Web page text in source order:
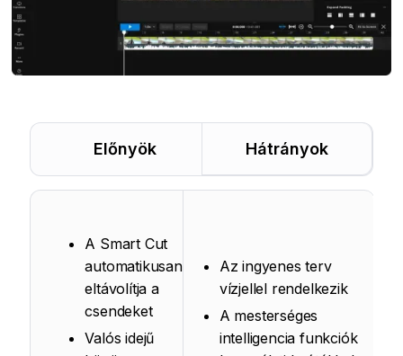
Előnyök Hátrányok
A Smart Cut
automatikusan
eltávolítja a
csendeket
Valós idejű
Az ingyenes terv
vízjellel rendelkezik
A mesterséges
intelligencia funkciók